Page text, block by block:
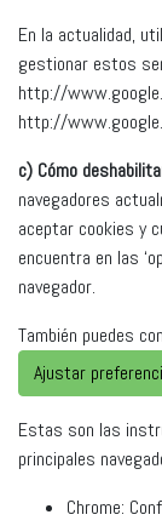
En la actualidad,
gestionar estos
http://
http://
c) Cómo
navegadores
aceptar cookies y
encuentra en las
navegador.
También puedes
Ajustar
Estas son las
principales
Chrome: